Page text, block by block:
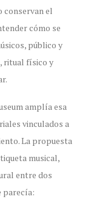
conservan el
cómo se
público y
ritual físico y
amplía esa
vinculados a
La propuesta
musical,
entre dos
parecía: